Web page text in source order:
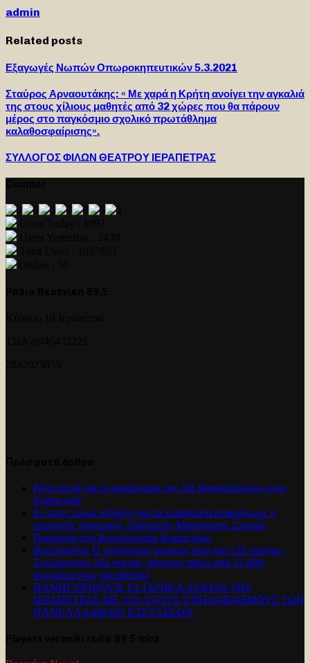
admin
Related posts
Εξαγωγές Νωπών Οπωροκηπευτικών 5.3.2021
Σταύρος Αρναουτάκης: « Με χαρά η Κρήτη ανοίγει την αγκαλιά
της στους χίλιους μαθητές από 32 χώρες που θα πάρουν
μέρος στο παγκόσμιο σχολικό πρωτάθλημα
καλαθοσφαίρισης».
ΣΥΛΛΟΓΟΣ ΦΙΛΩΝ ΘΕΑΤΡΟΥ ΙΕΡΑΠΕΤΡΑΣ
Νέα εποχή για το καταστημα της ΑΒ Βασιλόπουλος στην
Ιεράπετρα!
61 εκατ. ευρώ στήριξη για τα λιπάσματα ανακοίνωσε ο
υπουργός Αγροτικής Ανάπτυξης Μαργαρίτης Σχοινάς
Πυρκαγια στο Κουτσουναρι Ιεραπετρας.
Βενεζουέλα: Ο χειρότερος σεισμός εδώ και 126 χρόνια –
Τουλάχιστον 164 νεκροί, ψάχνουν πάνω από 21.000
αγνοούμενους (pics&vids)
ΠΑΝΗΓΥΡΊΖΟΥΝ ΤΑ ΓΕΝΙΚΑ ΛΥΚΕΙΑ ΤΗΣ
ΙΕΡΑΠΕΤΡΑΣ ΜΕ 33% ΣΤΟΥΣ ΥΨΗΛΟΒΑΘΜΟΥΣ ΤΩΝ
ΠΑΝΕΛΛΑΔΙΚΩΝ ΕΞΕΤΑΣΕΩΝ